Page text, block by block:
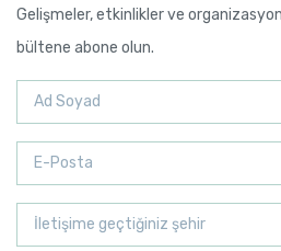
Gelişmeler, etkinlikler ve
bültene abone olun.